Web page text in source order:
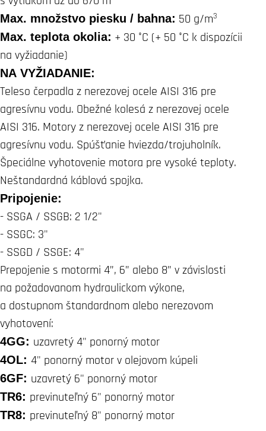
Max. množstvo piesku / bahna: 50 g/m3
Max. teplota okolia: + 30 °C (+ 50 °C k dispozícii
na vyžiadanie)
NA VYŽIADANIE:
Teleso čerpadla z nerezovej ocele AISI 316 pre
agresívnu vodu. Obežné kolesá z nerezovej ocele
AISI 316. Motory z nerezovej ocele AISI 316 pre
agresívnu vodu. Spúšťanie hviezda/trojuholník.
Špeciálne vyhotovenie motora pre vysoké teploty.
Neštandardná káblová spojka.
Pripojenie:
- SSGA / SSGB: 2 1/2"
- SSGC: 3"
- SSGD / SSGE: 4"
Prepojenie s motormi 4”, 6” alebo 8” v závislosti
na požadovanom hydraulickom výkone,
a dostupnom štandardnom alebo nerezovom
vyhotovení:
4GG: uzavretý 4" ponorný motor
4OL: 4" ponorný motor v olejovom kúpeli
6GF: uzavretý 6" ponorný motor
TR6: previnuteľný 6" ponorný motor
TR8: previnuteľný 8" ponorný motor